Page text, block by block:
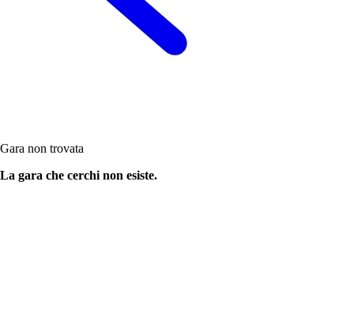
Gara non trovata
La gara che cerchi non esiste.